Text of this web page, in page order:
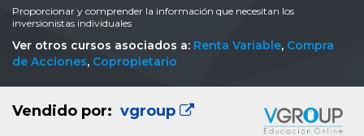
Proporcionar y comprender la información que necesitan los
inversionistas individuales
Ver otros cursos asociados a: Renta Variable, Compra
de Acciones, Copropietario
Vendido por: vgroup